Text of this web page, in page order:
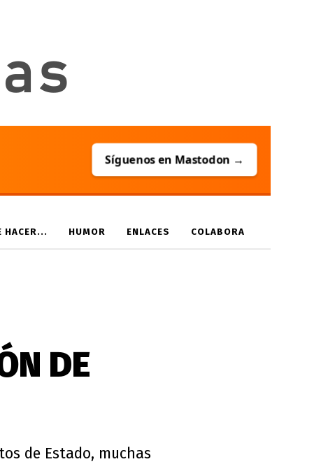
Síguenos en Mastodon →
HACER... HUMOR ENLACES COLABORA
DE
de Estado, muchas